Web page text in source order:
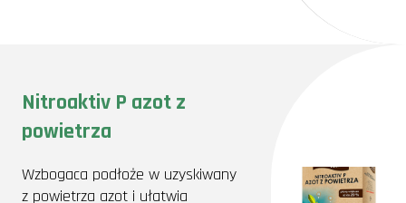
Nitroaktiv P azot z
powietrza
Wzbogaca podłoże w uzyskiwany
z powietrza azot i ułatwia